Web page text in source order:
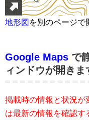
地形図 を別のページで
Google Maps で
ィンドウが開きま
掲載時の情報と状況が
は最新の情報を確認す